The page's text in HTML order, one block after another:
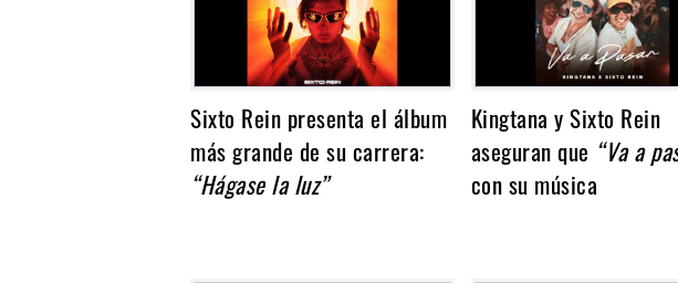
Sixto Rein presenta el álbum
más grande de su carrera:
“Hágase la luz”
Kingtana y Sixto Rein
aseguran que “Va a
con su música